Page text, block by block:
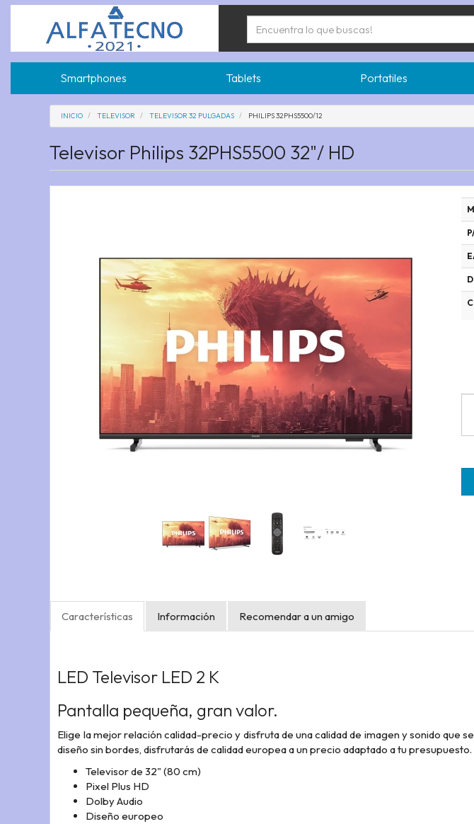
Smartphones Tablets Portatiles
INICIO TELEVISOR TELEVISOR 32 PULGADAS PHILIPS 32PHS5500/12
Televisor Philips 32PHS5500 32"/ HD
Características Información Recomendar a un amigo
LED Televisor LED 2 K
Pantalla pequeña, gran valor.
Elige la mejor relación calidad-precio y disfruta de una calidad de imagen y sonido que
diseño sin bordes, disfrutarás de calidad europea a un precio adaptado a tu presupuesto.
Televisor de 32" (80 cm)
Pixel Plus HD
Dolby Audio
Diseño europeo